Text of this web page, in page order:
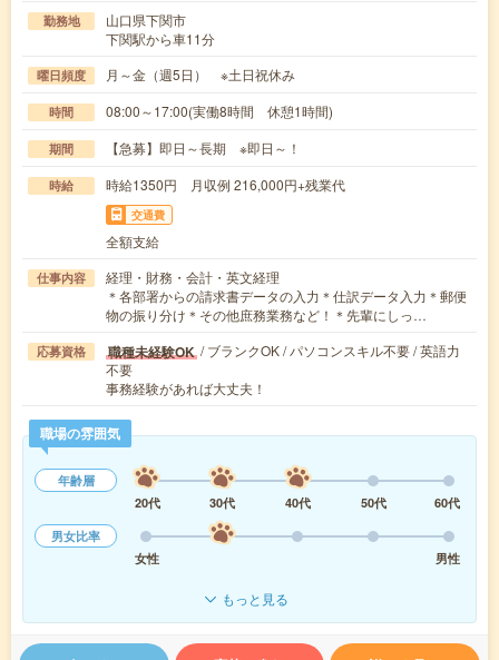
勤務地
山口県下関市
下関駅から車11分
曜日頻度 月～金（週5日） ※土日祝休み
時間 08:00～17:00(実働8時間 休憩1時間)
期間 【急募】即日～長期 ※即日～！
時給 時給1350円 月収例 216,000円+残業代
交通費
全額支給
仕事内容
経理・財務・会計・英文経理
＊各部署からの請求書データの入力＊仕訳データ入力＊郵便
物の振り分け＊その他庶務業務など！＊先輩にしっ…
応募資格 職種未経験OK / ブランクOK / パソコンスキル不要 / 英語力
不要
事務経験があれば大丈夫！
職場の雰囲気
年齢層
20代
30代 40代 50代
60代
男女比率
女性
男性
もっと見る